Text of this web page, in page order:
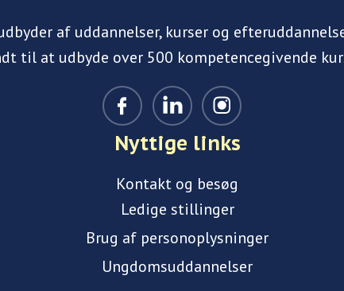
af uddannelser, kurser og
til at udbyde over 500 kompetencegivende
Nyttige links
Kontakt og besøg
Ledige stillinger
Brug af personoplysninger
Ungdomsuddannelser